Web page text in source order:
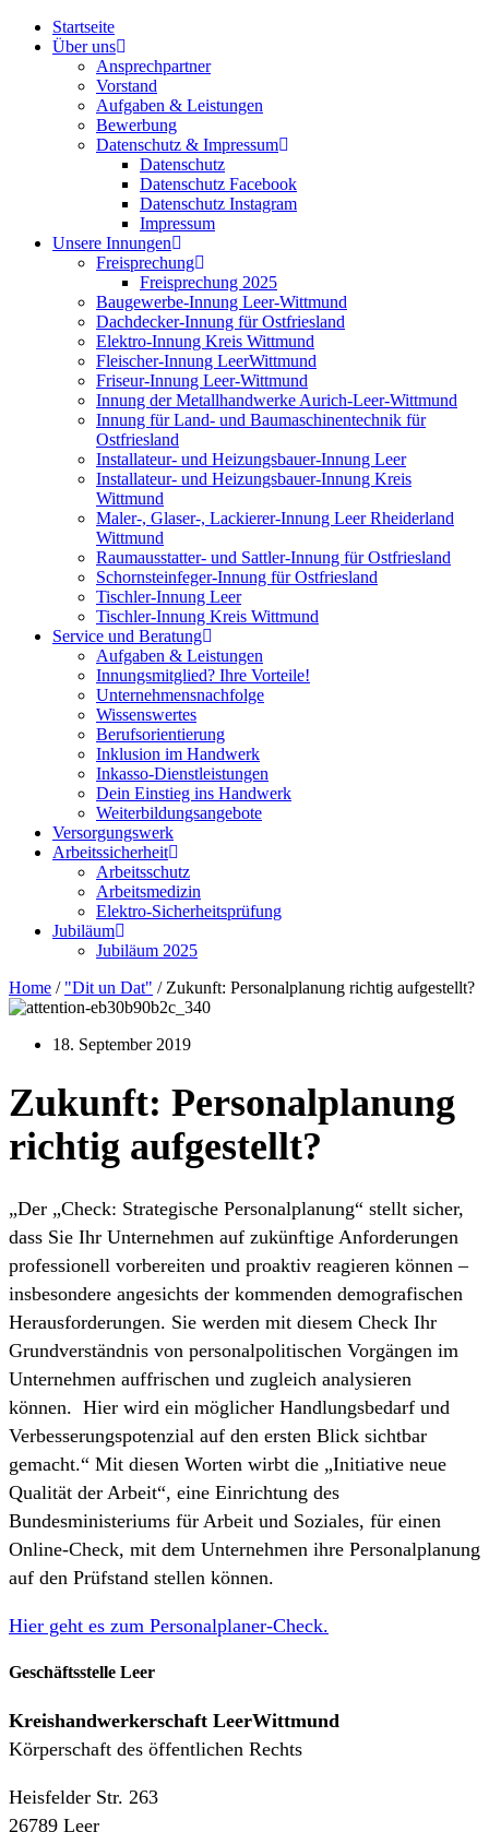
Startseite
Über uns
Ansprechpartner
Vorstand
Aufgaben & Leistungen
Bewerbung
Datenschutz & Impressum
Datenschutz
Datenschutz Facebook
Datenschutz Instagram
Impressum
Unsere Innungen
Freisprechung
Freisprechung 2025
Baugewerbe-Innung Leer-Wittmund
Dachdecker-Innung für Ostfriesland
Elektro-Innung Kreis Wittmund
Fleischer-Innung LeerWittmund
Friseur-Innung Leer-Wittmund
Innung der Metallhandwerke Aurich-Leer-Wittmund
Innung für Land- und Baumaschinentechnik für
Ostfriesland
Installateur- und Heizungsbauer-Innung Leer
Installateur- und Heizungsbauer-Innung Kreis
Wittmund
Maler-, Glaser-, Lackierer-Innung Leer Rheiderland
Wittmund
Raumausstatter- und Sattler-Innung für Ostfriesland
Schornsteinfeger-Innung für Ostfriesland
Tischler-Innung Leer
Tischler-Innung Kreis Wittmund
Service und Beratung
Aufgaben & Leistungen
Innungsmitglied? Ihre Vorteile!
Unternehmensnachfolge
Wissenswertes
Berufsorientierung
Inklusion im Handwerk
Inkasso-Dienstleistungen
Dein Einstieg ins Handwerk
Weiterbildungsangebote
Versorgungswerk
Arbeitssicherheit
Arbeitsschutz
Arbeitsmedizin
Elektro-Sicherheitsprüfung
Jubiläum
Jubiläum 2025
Home / "Dit un Dat" / Zukunft: Personalplanung richtig aufgestellt?
18. September 2019
Zukunft: Personalplanung
richtig aufgestellt?
„Der „Check: Strategische Personalplanung“ stellt sicher,
dass Sie Ihr Unternehmen auf zukünftige Anforderungen
professionell vorbereiten und proaktiv reagieren können –
insbesondere angesichts der kommenden demografischen
Herausforderungen. Sie werden mit diesem Check Ihr
Grundverständnis von personalpolitischen Vorgängen im
Unternehmen auffrischen und zugleich analysieren
können. Hier wird ein möglicher Handlungsbedarf und
Verbesserungspotenzial auf den ersten Blick sichtbar
gemacht.“ Mit diesen Worten wirbt die „Initiative neue
Qualität der Arbeit“, eine Einrichtung des
Bundesministeriums für Arbeit und Soziales, für einen
Online-Check, mit dem Unternehmen ihre Personalplanung
auf den Prüfstand stellen können.
Hier geht es zum Personalplaner-Check.
Geschäftsstelle Leer
Kreishandwerkerschaft LeerWittmund
Körperschaft des öffentlichen Rechts
Heisfelder Str. 263
26789 Leer